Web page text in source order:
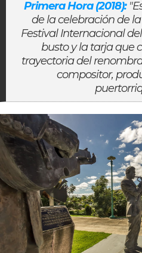
Primera Hora (2018):
de la celebración de
Festival Internacional
busto y la tarja que
trayectoria del
compositor,